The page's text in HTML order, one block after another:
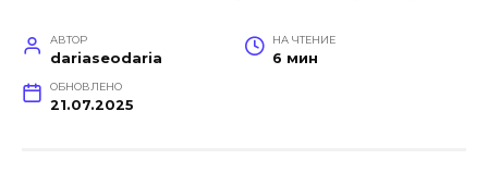
АВТОР
dariaseodaria
НА ЧТЕНИЕ
6 мин
ОБНОВЛЕНО
21.07.2025